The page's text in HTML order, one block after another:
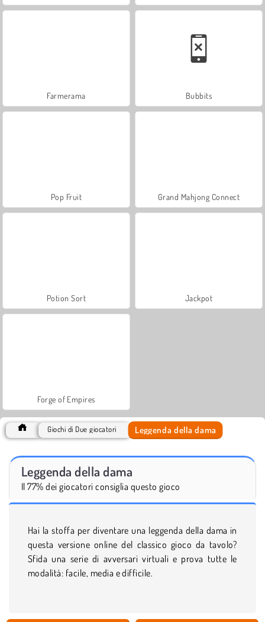
Farmerama Bubbits
Pop Fruit Grand Mahjong Connect
Potion Sort Jackpot
Forge of Empires
Giochi di Due giocatori Leggenda della dama
Leggenda della dama
Il 77% dei giocatori consiglia questo gioco
Hai la stoffa per diventare una leggenda della dama in
questa versione online del classico gioco da tavolo?
Sfida una serie di avversari virtuali e prova tutte le
modalità: facile, media e difficile.